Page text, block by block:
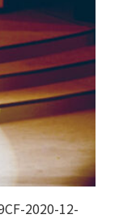
2020-12-